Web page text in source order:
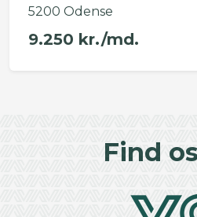
5200 Odense
9.250 kr./md.
Find